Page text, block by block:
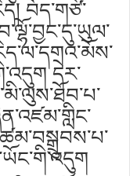
བོད་གཙོ་
དེར་